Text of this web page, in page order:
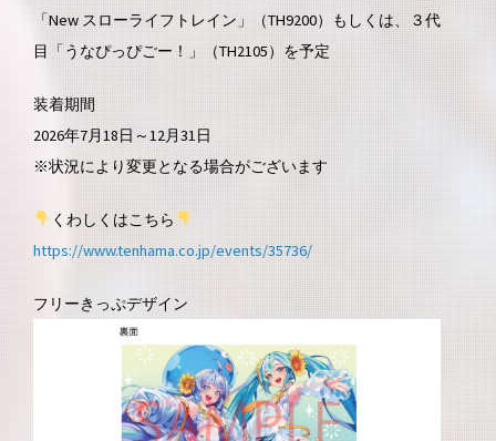
「New スローライフトレイン」（TH9200）もしくは、３代
目「うなぴっぴごー！」（TH2105）を予定
装着期間
2026年7月18日～12月31日
※状況により変更となる場合がございます
くわしくはこちら
https://www.tenhama.co.jp/events/35736/
フリーきっぷデザイン